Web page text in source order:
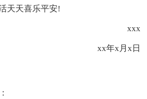
天天喜乐平安!
xxx
xx年x月x日